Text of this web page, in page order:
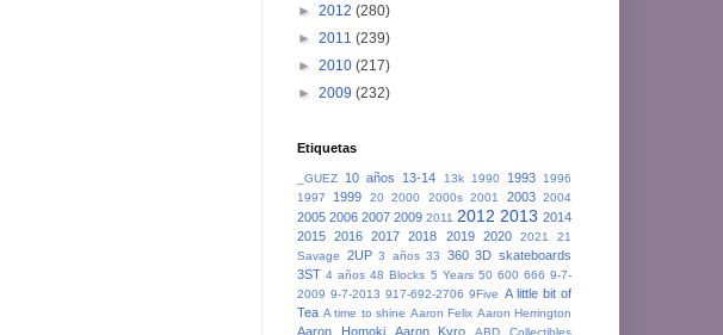
► 2012 (280)
► 2011 (239)
► 2010 (217)
► 2009 (232)
Etiquetas
_GUEZ 10 años 13-14 13k 1990 1993
1996
1997
1999 20 2000 2000s 2001 2003 2004
2005 2006 2007 2009 2011 2012 2013 2014
2015 2016 2017 2018 2019 2020 2021
21
Savage
2UP 3 años 33 360 3D skateboards
3ST 4 años 48 Blocks 5 Years 50 600 666 9-7-
2009 9-7-2013 917-692-2706 9Five A little bit of
Tea A time to shine Aaron Felix Aaron Herrington
Aaron Homoki Aaron Kyro ABD Collectibles